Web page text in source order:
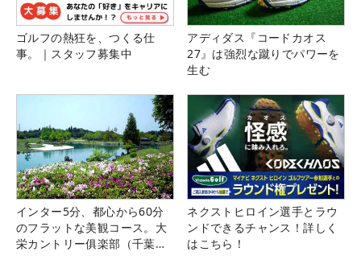
ゴルフの熱狂を、つくる仕
事。｜スタッフ募集中
アディダス『コードカオス
27』は強烈な蹴りでパワーを
生む
インター5分、都心から60分
のフラットな美観コース。大
栄カントリー俱楽部（千葉
ネクストヒロイン選手とラウ
ンドできるチャンス！詳しく
はこちら！